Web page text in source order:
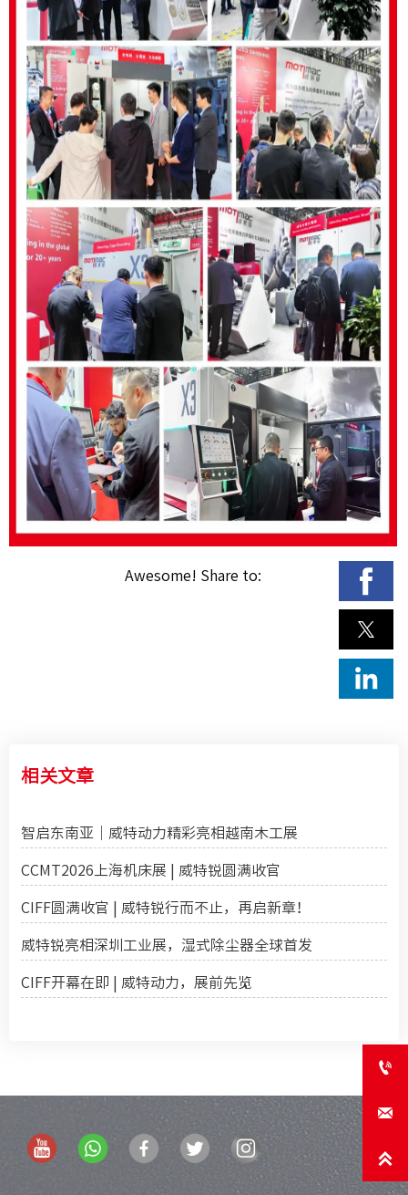
Awesome! Share to:
相关文章
智启东南亚｜威特动力精彩亮相越南木工展
CCMT2026上海机床展 | 威特锐圆满收官
CIFF圆满收官 | 威特锐行而不止，再启新章！
威特锐亮相深圳工业展，湿式除尘器全球首发
CIFF开幕在即 | 威特动力，展前先览


